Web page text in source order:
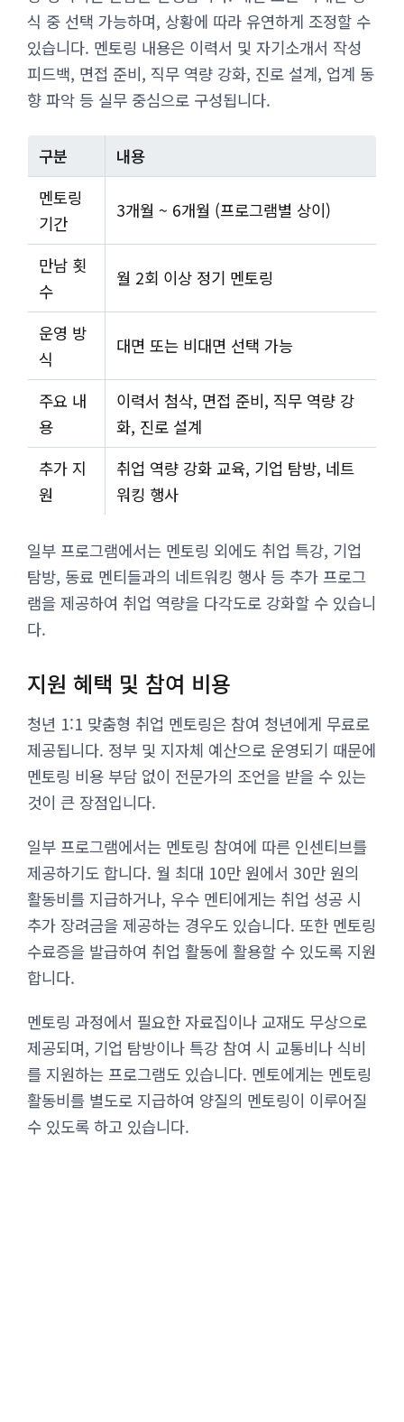
식 중 선택 가능하며, 상황에 따라 유연하게 조정할 수
있습니다. 멘토링 내용은 이력서 및 자기소개서 작성
피드백, 면접 준비, 직무 역량 강화, 진로 설계, 업계 동
향 파악 등 실무 중심으로 구성됩니다.
구분
내용
멘토링
기간
3개월 ~ 6개월 (프로그램별 상이)
만남 횟
수
월 2회 이상 정기 멘토링
운영 방
식
대면 또는 비대면 선택 가능
주요 내
용
이력서 첨삭, 면접 준비, 직무 역량 강
화, 진로 설계
추가 지
원
취업 역량 강화 교육, 기업 탐방, 네트
워킹 행사
일부 프로그램에서는 멘토링 외에도 취업 특강, 기업
탐방, 동료 멘티들과의 네트워킹 행사 등 추가 프로그
램을 제공하여 취업 역량을 다각도로 강화할 수 있습니
다.
지원 혜택 및 참여 비용
청년 1:1 맞춤형 취업 멘토링은 참여 청년에게 무료로
제공됩니다. 정부 및 지자체 예산으로 운영되기 때문에
멘토링 비용 부담 없이 전문가의 조언을 받을 수 있는
것이 큰 장점입니다.
일부 프로그램에서는 멘토링 참여에 따른 인센티브를
제공하기도 합니다. 월 최대 10만 원에서 30만 원의
활동비를 지급하거나, 우수 멘티에게는 취업 성공 시
추가 장려금을 제공하는 경우도 있습니다. 또한 멘토링
수료증을 발급하여 취업 활동에 활용할 수 있도록 지원
합니다.
멘토링 과정에서 필요한 자료집이나 교재도 무상으로
제공되며, 기업 탐방이나 특강 참여 시 교통비나 식비
를 지원하는 프로그램도 있습니다. 멘토에게는 멘토링
활동비를 별도로 지급하여 양질의 멘토링이 이루어질
수 있도록 하고 있습니다.